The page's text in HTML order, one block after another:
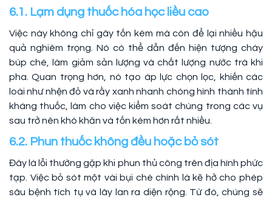
6.1. Lạm dụng thuốc hóa học liều cao
Việc này không chỉ gây tốn kém mà còn để lại nhiều hậu
quả nghiêm trọng. Nó có thể dẫn đến hiện tượng cháy
búp chè, làm giảm sản lượng và chất lượng nước trà khi
pha. Quan trọng hơn, nó tạo áp lực chọn lọc, khiến các
loài như nhện đỏ và rầy xanh nhanh chóng hình thành tính
kháng thuốc, làm cho việc kiểm soát chúng trong các vụ
sau trở nên khó khăn và tốn kém hơn rất nhiều.
6.2. Phun thuốc không đều hoặc bỏ sót
Đây là lỗi thường gặp khi phun thủ công trên địa hình phức
tạp. Việc bỏ sót một vài bụi chè chính là kẽ hở cho phép
sâu bệnh tích tụ và lây lan ra diện rộng. Từ đó, chúng sẽ